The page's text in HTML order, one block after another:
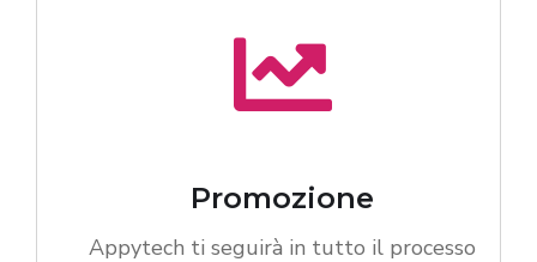
Promozione
Appytech ti seguirà in tutto il processo